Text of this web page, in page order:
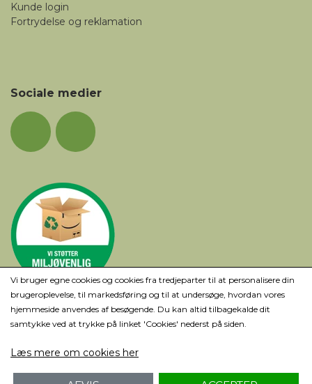
Kunde login
Fortrydelse og reklamation
Sociale medier
Vi bruger egne cookies og cookies fra tredjeparter til at personalisere din
brugeroplevelse, til markedsføring og til at undersøge, hvordan vores
hjemmeside anvendes af besøgende. Du kan altid tilbagekalde dit
samtykke ved at trykke på linket 'Cookies' nederst på siden.
Læs mere om cookies her